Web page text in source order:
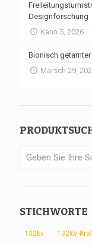
Designforschung
Kann 5, 2026
Bionisch
Marsch 29,
STICHWORTE
132kv 132kV-